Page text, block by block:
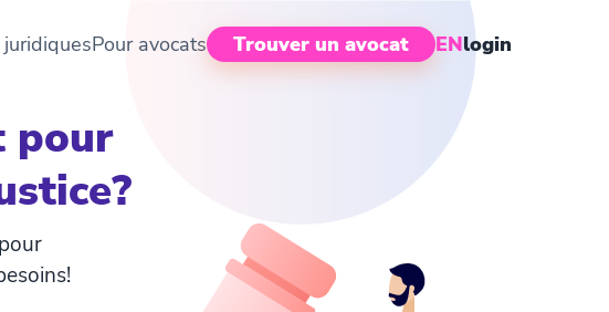
Pour avocats Trouver un avocat ENlogin
pour